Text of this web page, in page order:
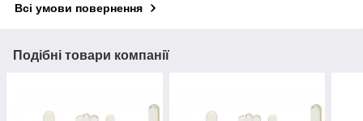
Всі умови повернення
Подібні товари компанії